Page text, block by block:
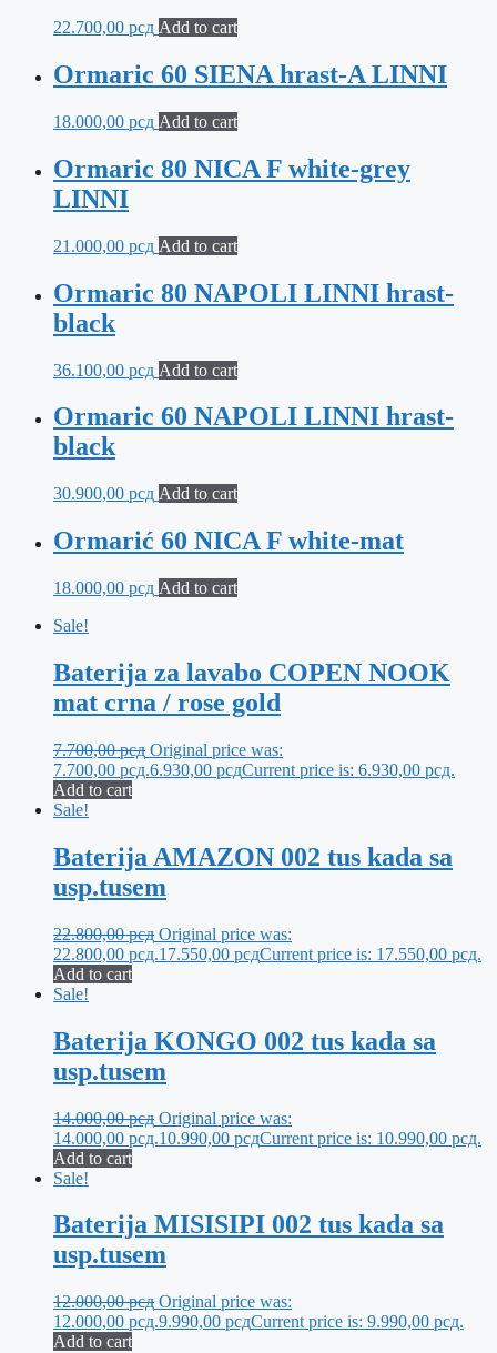
22.700,00 рсд Add to cart
Ormaric 60 SIENA hrast-A LINNI
18.000,00 рсд Add to cart
Ormaric 80 NICA F white-grey
LINNI
21.000,00 рсд Add to cart
Ormaric 80 NAPOLI LINNI hrast-
black
36.100,00 рсд Add to cart
Ormaric 60 NAPOLI LINNI hrast-
black
30.900,00 рсд Add to cart
Ormarić 60 NICA F white-mat
18.000,00 рсд Add to cart
Sale!
Baterija za lavabo COPEN NOOK
mat crna / rose gold
7.700,00рсд Original price was:
7.700,00 рсд.6.930,00 рсдCurrent price is: 6.930,00 рсд.
Add to cart
Sale!
Baterija AMAZON 002 tus kada sa
usp.tusem
22.800,00рсд Original price was:
22.800,00 рсд.17.550,00 рсдCurrent price is: 17.550,00 рсд.
Add to cart
Sale!
Baterija KONGO 002 tus kada sa
usp.tusem
14.000,00рсд Original price was:
14.000,00 рсд.10.990,00 рсдCurrent price is: 10.990,00 рсд.
Add to cart
Sale!
Baterija MISISIPI 002 tus kada sa
usp.tusem
12.000,00рсд Original price was:
12.000,00 рсд.9.990,00 рсдCurrent price is: 9.990,00 рсд.
Add to cart